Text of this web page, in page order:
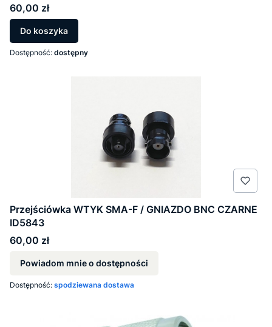
Cena
60,00 zł
Do koszyka
Dostępność: dostępny
Przejściówka WTYK SMA-F / GNIAZDO BNC CZARNE
ID5843
Cena
60,00 zł
Powiadom mnie o dostępności
Dostępność: spodziewana dostawa